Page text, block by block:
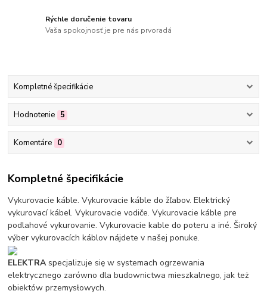
Rýchle doručenie tovaru
Vaša spokojnosť je pre nás prvoradá
Kompletné špecifikácie
Hodnotenie 5
Komentáre 0
Kompletné špecifikácie
Vykurovacie káble. Vykurovacie káble do žľabov. Elektrický
vykurovací kábel. Vykurovacie vodiče. Vykurovacie káble pre
podlahové vykurovanie. Vykurovacie kable do poteru a iné. Široký
výber vykurovacích káblov nájdete v našej ponuke.
ELEKTRAspecjalizuje się w systemach ogrzewania
elektrycznego zarówno dla budownictwa mieszkalnego, jak też
obiektów przemysłowych.